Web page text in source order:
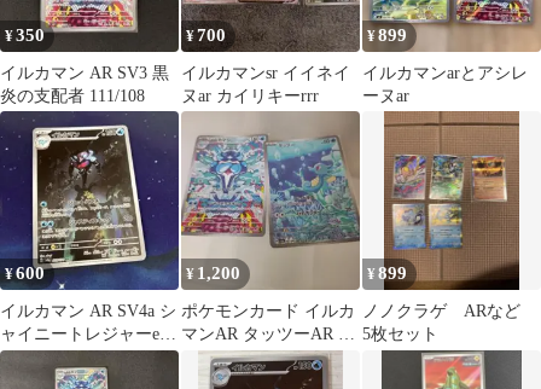
¥350
イルカマン AR SV3 黒
炎の支配者 111/108
¥700
イルカマンsr イイネイ
ヌar カイリキーrrr
¥899
イルカマンarとアシレ
ーヌar
¥600
イルカマン AR SV4a シ
ャイニートレジャーex
339/190
¥ 1,200
ポケモンカード イルカ
マンAR タッツーAR 2
枚セット
¥899
ノノクラゲ ARなど
5枚セット